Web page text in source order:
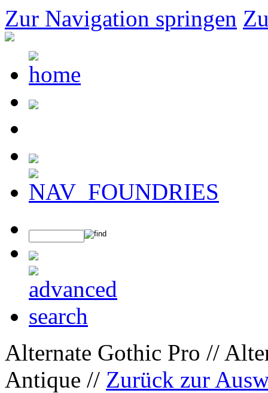
Zur Navigation springen
Alternate Gothic Pro //
Antique // Zurück zur